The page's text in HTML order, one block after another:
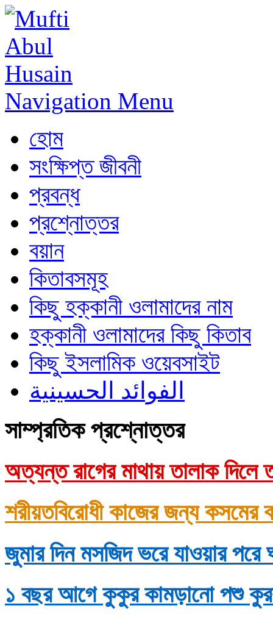
Navigation Menu
হোম
সংক্ষিপ্ত জীবনী
প্রবন্ধ
প্রশ্নোত্তর
বয়ান
কিতাবসমূহ
কিছু হক্কানী ওলামাদের নাম
হক্কানী ওলামাদের কিছু কিতাব
কিছু ইসলামিক ওয়েবসাইট
الفوائد الحسينية
সাম্প্রতিক প্রশ্নোত্তর
অত্যন্ত রাগের মাথায় তালাক দিলে
শরীয়তবিরোধী কাজের জন্য কসমের
জুমার দিন মসজিদ ভরে যাওয়ার
১ বছর আগে কুকুর কামড়ানো পশু